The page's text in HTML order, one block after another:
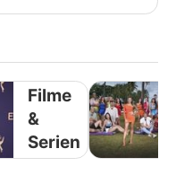
Filme
&
Serien